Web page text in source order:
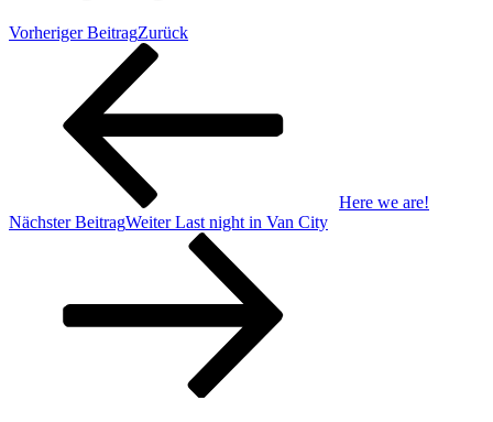
Vorheriger BeitragZurück
Here we are!
Nächster BeitragWeiter Last night in Van City